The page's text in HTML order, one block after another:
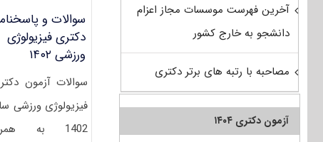
سوالات و
دکتری فیزیولوژی
ورزشی ۱۴۰۲
سوالات آزمون
فیزیولوژی ورزشی
1402 به
آخرین فهرست موسسات مجاز اعزام
دانشجو به خارج کشور
مصاحبه با رتبه های برتر دکتری
آزمون دکتری ۱۴۰۴